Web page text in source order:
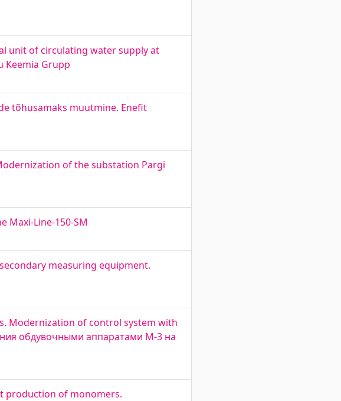
unit of circulating water supply at
Keemia Grupp
tõhusamaks muutmine. Enefit
of the substation Pargi
Maxi-Line-150-SM
measuring equipment.
Modernization of control system with
обдувочными аппаратами М-3 на
production of monomers.